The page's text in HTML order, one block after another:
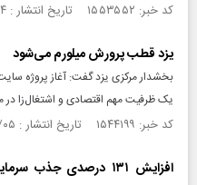
کد خبر: ۱۵۵۳۵۵۲ تاریخ انتشار : ۱۴۰۵/۰۳/۰۴
یزد قطب پرورش میلورم می‌شود
بخشدار مرکزی یزد گفت: آغاز پروژه
یک ظرفیت مهم اقتصادی و اشتغال‌زا
کد خبر: ۱۵۴۴۱۹۹ تاریخ انتشار : ۱۴۰۴/۱۲/۰۵
افزایش ۱۳۱ درصدی